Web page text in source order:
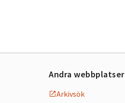
Andra webbplatser
Arkivsök